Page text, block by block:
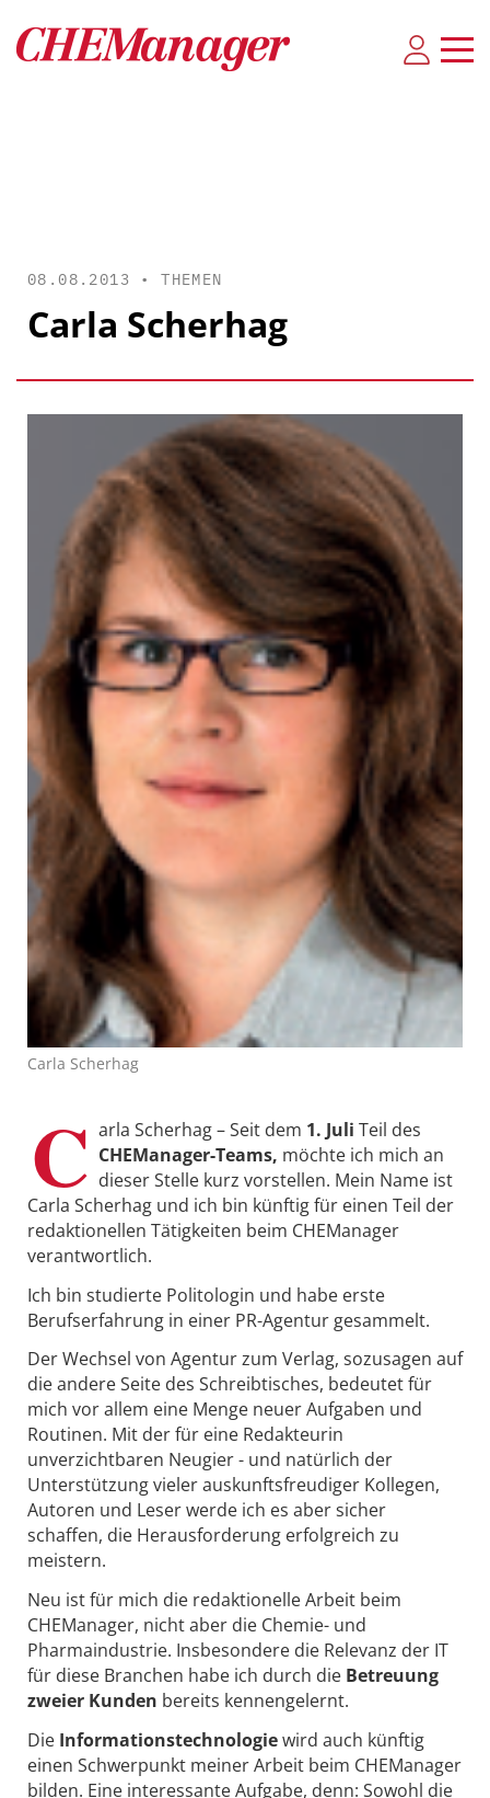
08.08.2013 •THEMEN
Carla Scherhag
Carla Scherhag
C arla Scherhag – Seit dem 1. Juli Teil des
CHEManager-Teams, möchte ich mich an
dieser Stelle kurz vorstellen. Mein Name ist
Carla Scherhag und ich bin künftig für einen Teil der
redaktionellen Tätigkeiten beim CHEManager
verantwortlich.
Ich bin studierte Politologin und habe erste
Berufserfahrung in einer PR-Agentur gesammelt.
Der Wechsel von Agentur zum Verlag, sozusagen auf
die andere Seite des Schreibtisches, bedeutet für
mich vor allem eine Menge neuer Aufgaben und
Routinen. Mit der für eine Redakteurin
unverzichtbaren Neugier - und natürlich der
Unterstützung vieler auskunftsfreudiger Kollegen,
Autoren und Leser werde ich es aber sicher
schaffen, die Herausforderung erfolgreich zu
meistern.
Neu ist für mich die redaktionelle Arbeit beim
CHEManager, nicht aber die Chemie- und
Pharmaindustrie. Insbesondere die Relevanz der IT
für diese Branchen habe ich durch die Betreuung
zweier Kunden bereits kennengelernt.
Die Informationstechnologiewird auch künftig
einen Schwerpunkt meiner Arbeit beim CHEManager
bilden. Eine interessante Aufgabe, denn: Sowohl die